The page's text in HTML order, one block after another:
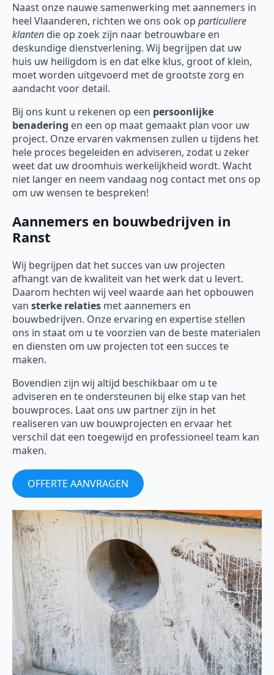
Naast onze nauwe samenwerking met aannemers in
heel Vlaanderen, richten we ons ook op particuliere
klanten die op zoek zijn naar betrouwbare en
deskundige dienstverlening. Wij begrijpen dat uw
huis uw heiligdom is en dat elke klus, groot of klein,
moet worden uitgevoerd met de grootste zorg en
aandacht voor detail.
Bij ons kunt u rekenen op een persoonlijke
benadering en een op maat gemaakt plan voor uw
project. Onze ervaren vakmensen zullen u tijdens het
hele proces begeleiden en adviseren, zodat u zeker
weet dat uw droomhuis werkelijkheid wordt. Wacht
niet langer en neem vandaag nog contact met ons op
om uw wensen te bespreken!
Aannemers en bouwbedrijven in
Ranst
Wij begrijpen dat het succes van uw projecten
afhangt van de kwaliteit van het werk dat u levert.
Daarom hechten wij veel waarde aan het opbouwen
van sterke relaties met aannemers en
bouwbedrijven. Onze ervaring en expertise stellen
ons in staat om u te voorzien van de beste materialen
en diensten om uw projecten tot een succes te
maken.
Bovendien zijn wij altijd beschikbaar om u te
adviseren en te ondersteunen bij elke stap van het
bouwproces. Laat ons uw partner zijn in het
realiseren van uw bouwprojecten en ervaar het
verschil dat een toegewijd en professioneel team kan
maken.
OFFERTE AANVRAGEN